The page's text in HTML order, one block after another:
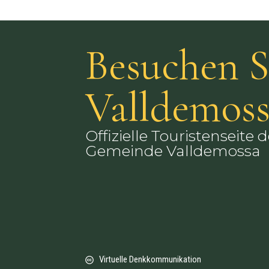
Besuchen
Offizielle Touristenseite
Gemeinde Valldemossa
Virtuelle Denkkommunikation